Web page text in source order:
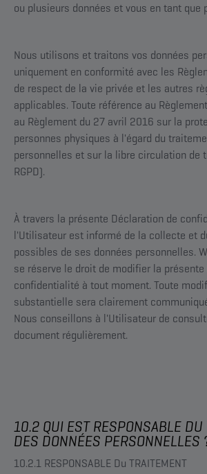
ou plusieurs données et vous en tant que
Nous utilisons et traitons vos données
uniquement en conformité avec les
de respect de la vie privée et les autres
applicables. Toute référence au
au Règlement du 27 avril 2016 sur la
personnes physiques à l'égard du
personnelles et sur la libre circulation de
RGPD).
À travers la présente Déclaration de
l'Utilisateur est informé de la collecte et
possibles de ses données personnelles.
se réserve le droit de modifier la
confidentialité à tout moment. Toute
substantielle sera clairement
Nous conseillons à l'Utilisateur de
document régulièrement.
10.2 QUI EST RESPONSABLE DU
DES DONNÉES PERSONNELLES
10.2.1 RESPONSABLE Du TRAITEMENT